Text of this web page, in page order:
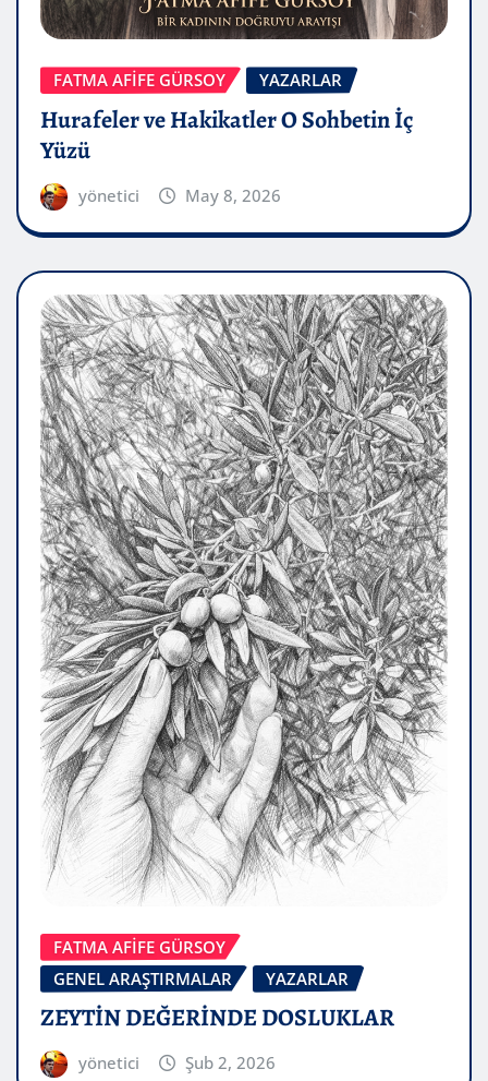
FATMA AFİFE GÜRSOY YAZARLAR
Hurafeler ve Hakikatler O Sohbetin İç
Yüzü
yönetici May 8, 2026
FATMA AFİFE GÜRSOY
GENEL ARAŞTIRMALAR
YAZARLAR
ZEYTİN DEĞERİNDE DOSLUKLAR
yönetici Şub 2, 2026